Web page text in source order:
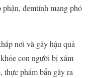
đemtính mạng phó
nơi và gây hậu quả
con người bị xâm
thực phẩm bẩn gây ra